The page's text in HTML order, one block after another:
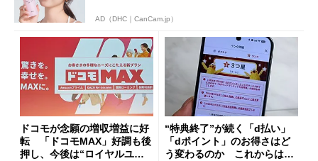
AD（DHC｜CanCam.jp）
ドコモが念願の増収増益に好
転 「ドコモMAX」好調も後
押し、今後は“ロイヤルユー
“特典終了”が続く「d払い」
「dポイント」のお得さはど
う変わるのか これからは